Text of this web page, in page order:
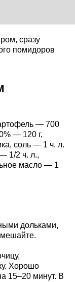
сразу
помидоров
— 700
— 120 г,
соль — 1 ч. л.
1/2 ч. л.,
масло — 1
дольками,
Хорошо
15–20 минут. В